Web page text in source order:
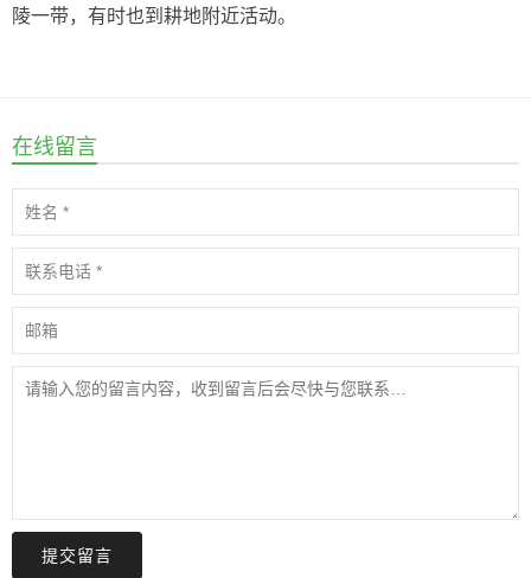
陵一带，有时也到耕地附近活动。
在线留言
提交留言